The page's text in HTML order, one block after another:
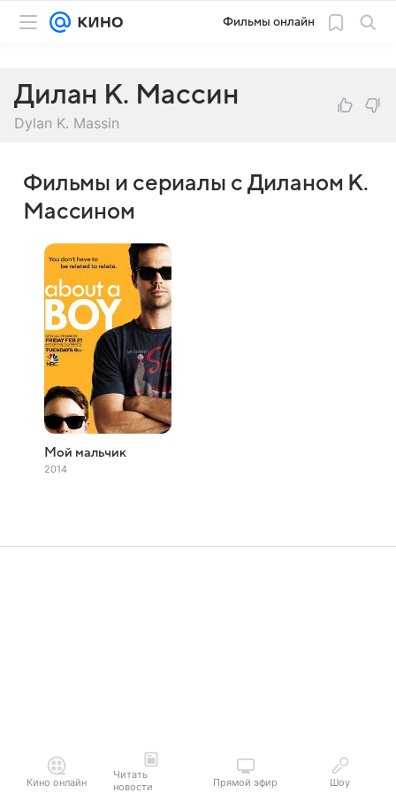
Фильмы онлайн
Дилан К. Массин
Dylan K. Massin
Фильмы и сериалы с Диланом К.
Массином
Мой мальчик
2014
Кино онлайн
Читать
новости
Прямой эфир Шоу